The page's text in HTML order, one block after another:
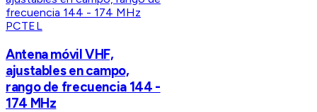
PCTEL
Antena móvil VHF,
ajustables en campo,
rango de frecuencia 144 -
174 MHz